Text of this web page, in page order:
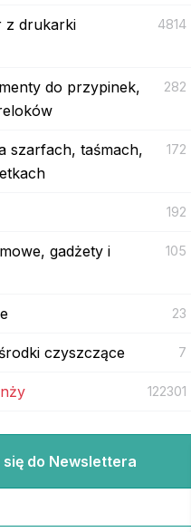
z drukarki
4814
do przypinek,
282
szarfach, taśmach,
172
192
gadżety i
105
23
czyszczące 7
122301
się do Newslettera